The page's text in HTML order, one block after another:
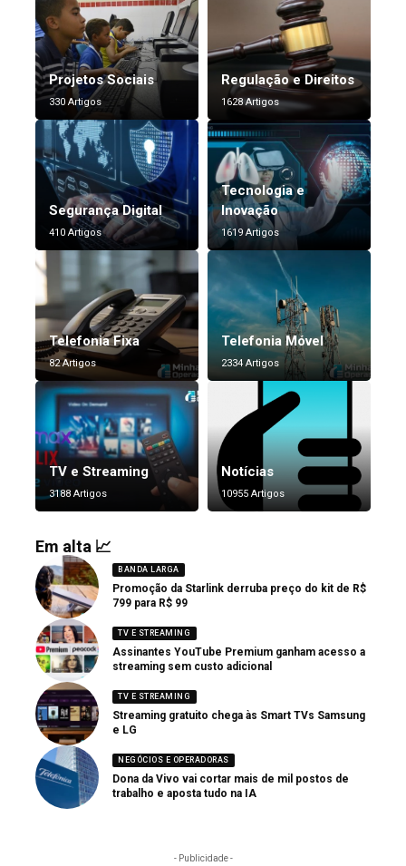
Projetos Sociais
330 Artigos
Regulação e Direitos
1628 Artigos
Segurança Digital
410 Artigos
Tecnologia e
Inovação
1619 Artigos
Telefonia Fixa
82 Artigos
Telefonia Móvel
2334 Artigos
TV e Streaming
3188 Artigos
Notícias
10955 Artigos
Em alta 📈
BANDA LARGA
Promoção da Starlink derruba preço do kit de R$
799 para R$ 99
TV E STREAMING
Assinantes YouTube Premium ganham acesso a
streaming sem custo adicional
TV E STREAMING
Streaming gratuito chega às Smart TVs Samsung
e LG
NEGÓCIOS E OPERADORAS
Dona da Vivo vai cortar mais de mil postos de
trabalho e aposta tudo na IA
- Publicidade -